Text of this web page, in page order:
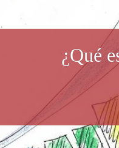
¿Qué